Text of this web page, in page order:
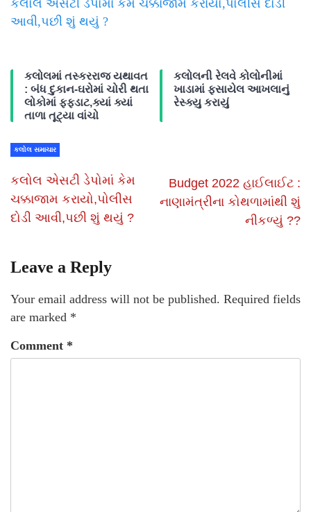
કલોલ એસટી ડેપોમાં કેમ ચક્કાજામ કરાયો,પોલીસ દોડી
આવી,પછી શું થયું ?
કલોલમાં તસ્કરરાજ યથાવત
: બંધ દુકાન-ઘરોમાં ચોરી થતા
લોકોમાં ફફડાટ,ક્યાં ક્યાં
તાળા તૂટ્યા વાંચો
કલોલની રેલવે કોલોનીમાં
ખાડામાં ફસાયેલ આખલાનું
રેસ્ક્યુ કરાયું
કલોલ સમાચાર
કલોલ એસટી ડેપોમાં કેમ
ચક્કાજામ કરાયો,પોલીસ
દોડી આવી,પછી શું થયું ?
Budget 2022 હાઈલાઈટ :
નાણામંત્રીના કોથળામાંથી શું
નીકળ્યું ??
Leave a Reply
Your email address will not be published. Required fields
are marked *
Comment *